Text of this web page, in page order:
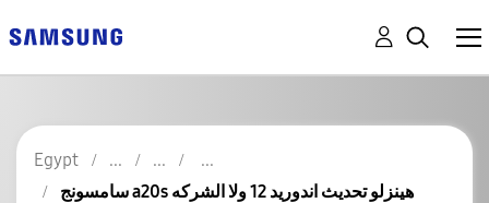
Egypt
سامسونج a20s هينزلو تحديث اندوريد 12 ولا الشركه